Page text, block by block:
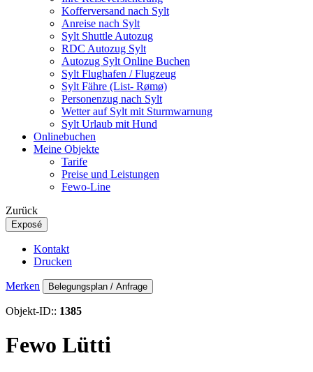
Kofferversand nach Sylt
Anreise nach Sylt
Sylt Shuttle Autozug
RDC Autozug Sylt
Autozug Sylt Online Buchen
Sylt Flughafen / Flugzeug
Sylt Fähre (List- Rømø)
Personenzug nach Sylt
Wetter auf Sylt mit Sturmwarnung
Sylt Urlaub mit Hund
Onlinebuchen
Meine Objekte
Tarife
Preise und Leistungen
Fewo-Line
Zurück
Exposé
Kontakt
Drucken
Merken Belegungsplan / Anfrage
Objekt-ID:: 1385
Fewo Lütti